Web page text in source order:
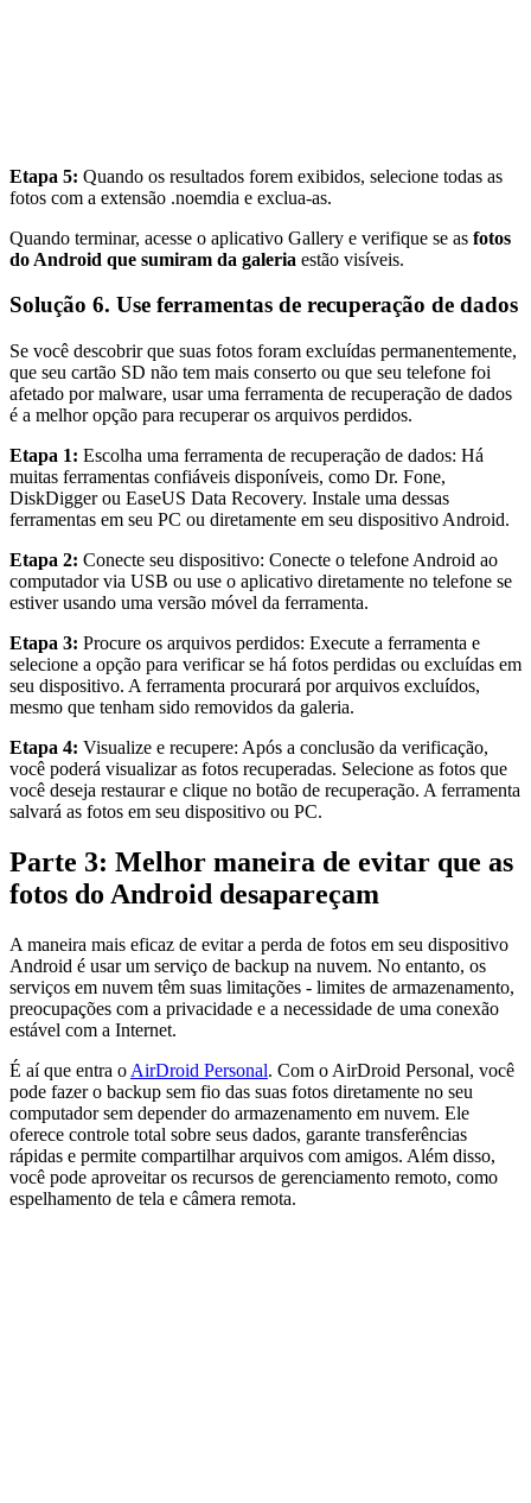
Etapa 5: Quando os resultados forem exibidos, selecione todas as
fotos com a extensão .noemdia e exclua-as.
Quando terminar, acesse o aplicativo Gallery e verifique se as fotos
do Android que sumiram da galeria estão visíveis.
Solução 6. Use ferramentas de recuperação de dados
Se você descobrir que suas fotos foram excluídas permanentemente,
que seu cartão SD não tem mais conserto ou que seu telefone foi
afetado por malware, usar uma ferramenta de recuperação de dados
é a melhor opção para recuperar os arquivos perdidos.
Etapa 1: Escolha uma ferramenta de recuperação de dados: Há
muitas ferramentas confiáveis disponíveis, como Dr. Fone,
DiskDigger ou EaseUS Data Recovery. Instale uma dessas
ferramentas em seu PC ou diretamente em seu dispositivo Android.
Etapa 2: Conecte seu dispositivo: Conecte o telefone Android ao
computador via USB ou use o aplicativo diretamente no telefone se
estiver usando uma versão móvel da ferramenta.
Etapa 3: Procure os arquivos perdidos: Execute a ferramenta e
selecione a opção para verificar se há fotos perdidas ou excluídas em
seu dispositivo. A ferramenta procurará por arquivos excluídos,
mesmo que tenham sido removidos da galeria.
Etapa 4: Visualize e recupere: Após a conclusão da verificação,
você poderá visualizar as fotos recuperadas. Selecione as fotos que
você deseja restaurar e clique no botão de recuperação. A ferramenta
salvará as fotos em seu dispositivo ou PC.
Parte 3: Melhor maneira de evitar que as
fotos do Android desapareçam
A maneira mais eficaz de evitar a perda de fotos em seu dispositivo
Android é usar um serviço de backup na nuvem. No entanto, os
serviços em nuvem têm suas limitações - limites de armazenamento,
preocupações com a privacidade e a necessidade de uma conexão
estável com a Internet.
É aí que entra o AirDroid Personal. Com o AirDroid Personal, você
pode fazer o backup sem fio das suas fotos diretamente no seu
computador sem depender do armazenamento em nuvem. Ele
oferece controle total sobre seus dados, garante transferências
rápidas e permite compartilhar arquivos com amigos. Além disso,
você pode aproveitar os recursos de gerenciamento remoto, como
espelhamento de tela e câmera remota.